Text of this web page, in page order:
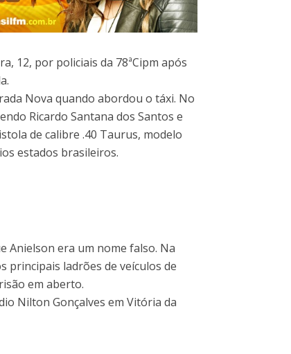
12, por policiais da 78ªCipm após
Nova quando abordou o táxi. No
Ricardo Santana dos Santos e
de calibre .40 Taurus, modelo
estados brasileiros.
Anielson era um nome falso. Na
principais ladrões de veículos de
em aberto.
Nilton Gonçalves em Vitória da